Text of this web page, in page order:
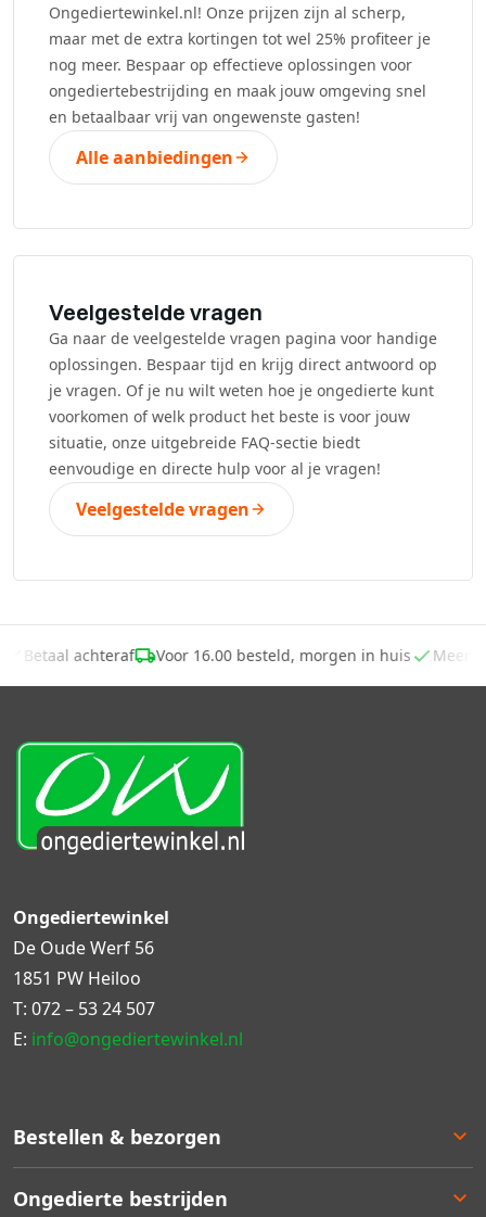
Ongediertewinkel.nl! Onze prijzen zijn al scherp,
maar met de extra kortingen tot wel 25% profiteer je
nog meer. Bespaar op effectieve oplossingen voor
ongediertebestrijding en maak jouw omgeving snel
en betaalbaar vrij van ongewenste gasten!
Alle aanbiedingen
Veelgestelde vragen
Ga naar de veelgestelde vragen pagina voor handige
oplossingen. Bespaar tijd en krijg direct antwoord op
je vragen. Of je nu wilt weten hoe je ongedierte kunt
voorkomen of welk product het beste is voor jouw
situatie, onze uitgebreide FAQ-sectie biedt
eenvoudige en directe hulp voor al je vragen!
Veelgestelde vragen
Betaal achteraf Voor 16.00 besteld, morgen in huis Meer
Bestellen & bezorgen
Bestellen
Ongedierte bestrijden
Ongediertewinkel
De Oude Werf 56
1851 PW Heiloo
T: 072 – 53 24 507
E: info@ongediertewinkel.nl